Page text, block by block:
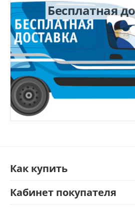
Бесплатная
Как купить
Кабинет покупателя